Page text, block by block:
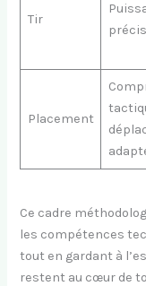
Tir
Placement
Ce cadre
les compétences
tout en gardant à
restent au cœur de